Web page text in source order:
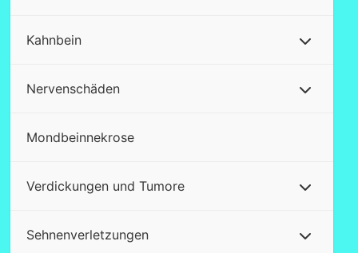
Kahnbein
Nervenschäden
Mondbeinnekrose
Verdickungen und Tumore
Sehnenverletzungen